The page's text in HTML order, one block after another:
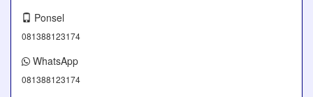
Ponsel
081388123174
WhatsApp
081388123174